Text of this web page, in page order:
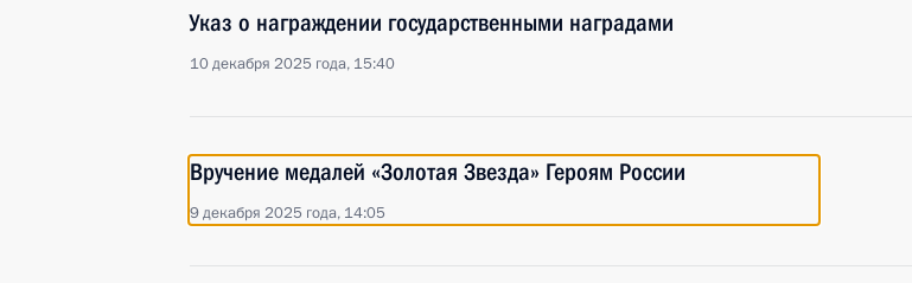
Указ о награждении государственными наградами
10 декабря 2025 года, 15:40
Вручение медалей «Золотая Звезда» Героям России
9 декабря 2025 года, 14:05